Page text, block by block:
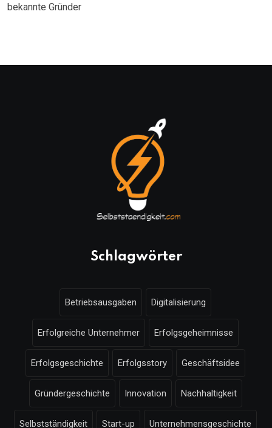
bekannte Gründer
Schlagwörter
Betriebsausgaben Digitalisierung
Erfolgreiche Unternehmer Erfolgsgeheimnisse
Erfolgsgeschichte Erfolgsstory Geschäftsidee
Gründergeschichte Innovation Nachhaltigkeit
Selbstständigkeit Start-up Unternehmensgeschichte